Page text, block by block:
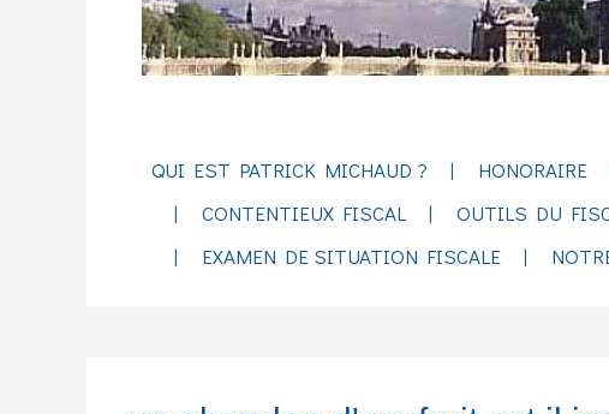
QUI EST PATRICK MICHAUD ? HONORAIRE
CONTENTIEUX FISCAL
OUTILS DU
EXAMEN DE SITUATION FISCALE